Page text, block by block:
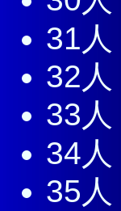
31
32
33
34
35